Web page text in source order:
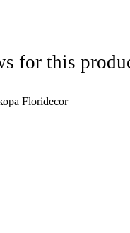
for this
Floridecor